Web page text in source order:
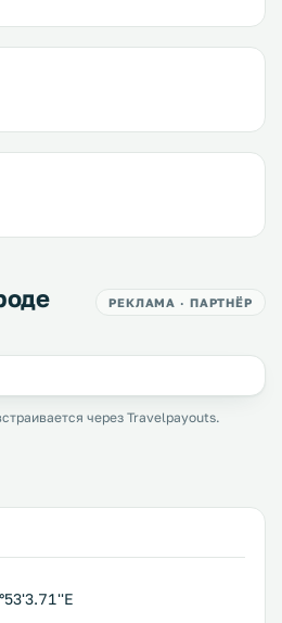
РЕКЛАМА · ПАРТНЁР
через Travelpayouts.